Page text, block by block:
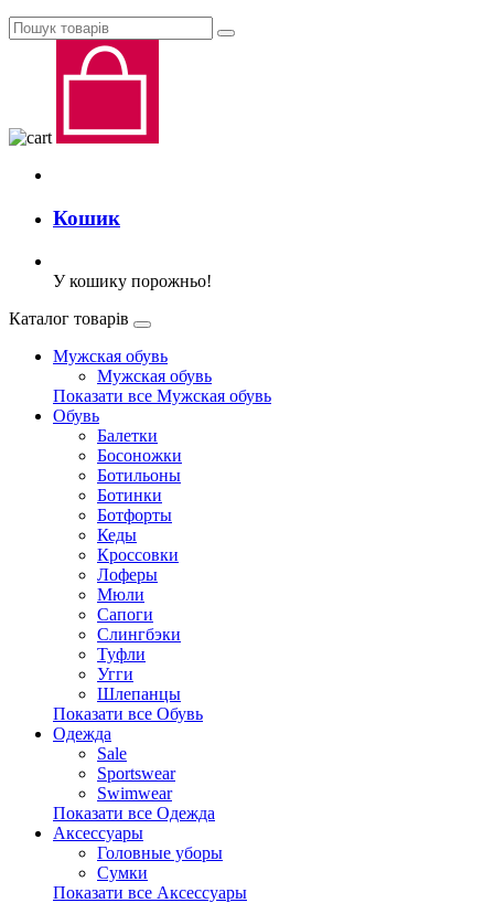
Кошик
У кошику порожньо!
Каталог товарів
Мужская обувь
Мужская обувь
Показати все Мужская обувь
Обувь
Балетки
Босоножки
Ботильоны
Ботинки
Ботфорты
Кеды
Кроссовки
Лоферы
Мюли
Сапоги
Слингбэки
Туфли
Угги
Шлепанцы
Показати все Обувь
Одежда
Sale
Sportswear
Swimwear
Показати все Одежда
Аксессуары
Головные уборы
Сумки
Показати все Аксессуары